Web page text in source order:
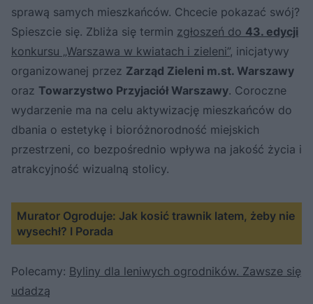
sprawą samych mieszkańców. Chcecie pokazać swój?
Spieszcie się. Zbliża się termin zgłoszeń do 43. edycji
konkursu „Warszawa w kwiatach i zieleni”, inicjatywy
organizowanej przez Zarząd Zieleni m.st. Warszawy
oraz Towarzystwo Przyjaciół Warszawy. Coroczne
wydarzenie ma na celu aktywizację mieszkańców do
dbania o estetykę i bioróżnorodność miejskich
przestrzeni, co bezpośrednio wpływa na jakość życia i
atrakcyjność wizualną stolicy.
Murator Ogroduje: Jak kosić trawnik latem, żeby nie
wysechł? I Porada
Polecamy: Byliny dla leniwych ogrodników. Zawsze się
udadzą